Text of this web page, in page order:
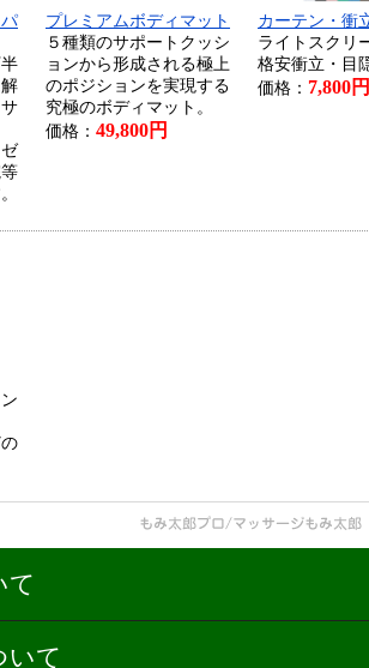
プレミアムボディマット
５種類のサポートクッシ
ョンから形成される極上
のポジションを実現する
究極のボディマット。
価格： 49,800円
カーテン・衝
ライトスクリ
格安衝立・目
価格： 7,800円
て
いて